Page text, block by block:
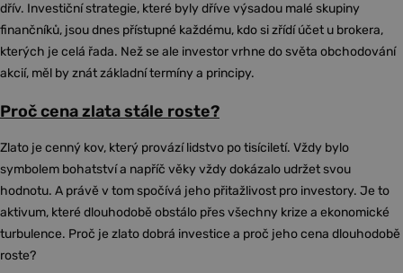
dřív. Investiční strategie, které byly dříve výsadou malé skupiny
finančníků, jsou dnes přístupné každému, kdo si zřídí účet u brokera,
kterých je celá řada. Než se ale investor vrhne do světa obchodování
akcií, měl by znát základní termíny a principy.
Proč cena zlata stále roste?
Zlato je cenný kov, který provází lidstvo po tisíciletí. Vždy bylo
symbolem bohatství a napříč věky vždy dokázalo udržet svou
hodnotu. A právě v tom spočívá jeho přitažlivost pro investory. Je to
aktivum, které dlouhodobě obstálo přes všechny krize a ekonomické
turbulence. Proč je zlato dobrá investice a proč jeho cena dlouhodobě
roste?